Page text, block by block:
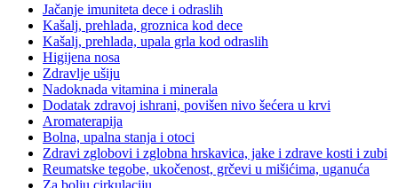
Jačanje imuniteta dece i odraslih
Kašalj, prehlada, groznica kod dece
Kašalj, prehlada, upala grla kod odraslih
Higijena nosa
Zdravlje ušiju
Nadoknada vitamina i minerala
Dodatak zdravoj ishrani, povišen nivo šećera u krvi
Aromaterapija
Bolna, upalna stanja i otoci
Zdravi zglobovi i zglobna hrskavica, jake i zdrave kosti i zubi
Reumatske tegobe, ukočenost, grčevi u mišićima, uganuća
Za bolju cirkulaciju